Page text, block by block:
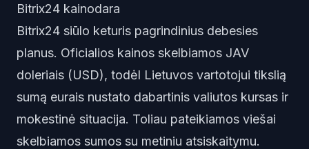
Bitrix24 kainodara
Bitrix24 siūlo keturis pagrindinius debesies
planus. Oficialios kainos skelbiamos JAV
doleriais (USD), todėl Lietuvos vartotojui tikslią
sumą eurais nustato dabartinis valiutos kursas ir
mokestinė situacija. Toliau pateikiamos viešai
skelbiamos sumos su metiniu atsiskaitymu.